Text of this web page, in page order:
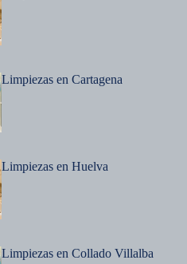
Limpiezas en Cartagena
Limpiezas en Huelva
Limpiezas en Collado Villalba